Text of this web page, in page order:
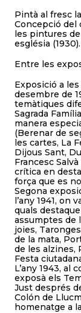
Pintà al fresc
Concepció del
les pintures
església (1930).
Entre les
Exposició a les
desembre de
temàtiques
Sagrada
manera
(Berenar de
les cartes, La
Dijous Sant,
Francesc
crítica en
força que es
Segona
l’any 1941,
quals
assumptes de
joies,
de la mata,
de les alzines,
Festa
L’any 1943, al
exposà els
Just després
Colón de
homenatge a